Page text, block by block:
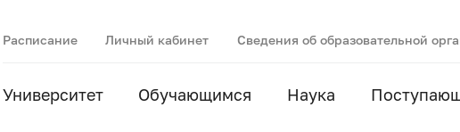
Расписание Личный кабинет Сведения об образовательной
Университет Обучающимся Наука